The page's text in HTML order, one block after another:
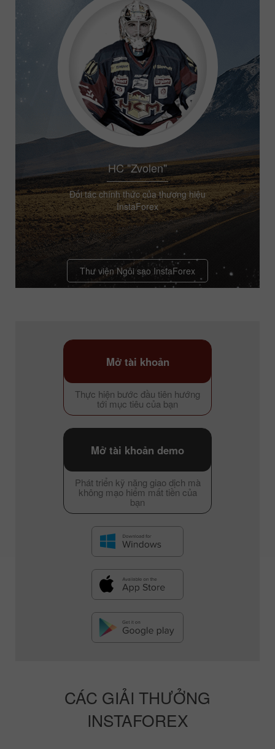
HC "Zvolen"
Đối tác chính thức của thương hiệu
InstaForex
Thư viện Ngôi sao InstaForex
Thực hiện bước đầu tiên hướng
tới mục tiêu của bạn
Mở tài khoản
Phát triển kỹ năng giao dịch mà
không mạo hiểm mất tiền của
bạn
Mở tài khoản demo
CÁC GIẢI THƯỞNG
INSTAFOREX